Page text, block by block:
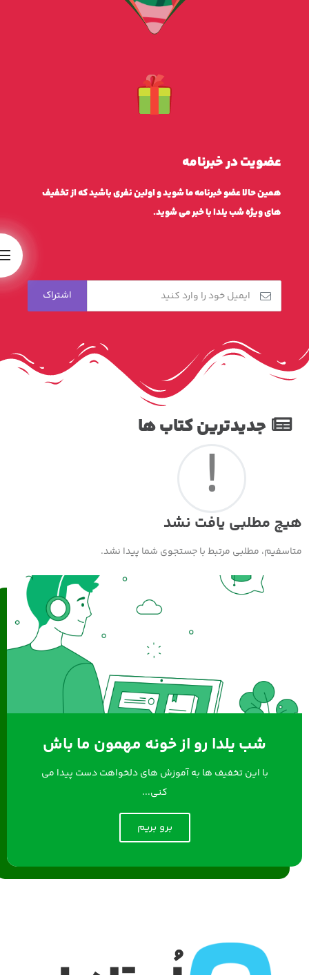
عضویت در خبرنامه
همین حالا عضو خبرنامه ما شوید و اولین نفری باشید که از تخفیف
های ویژه شب یلدا با خبر می شوید.
جدیدترین کتاب ها
!
هیچ مطلبی یافت نشد
متاسفیم، مطلبی مرتبط با جستجوی شما پیدا نشد.
شب یلدا رو از خونه مهمون ما باش
با این تخفیف ها به آموزش های دلخواهت دست پیدا می
کنی...
برو بریم